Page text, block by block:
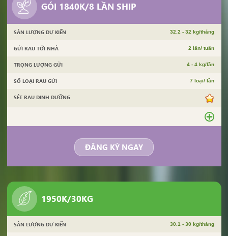
GÓI 1840K/8 LẦN SHIP
SẢN LƯỢNG DỰ KIẾN 32.2 - 32 kg/tháng
GỬI RAU TỚI NHÀ 2 lần/ tuần
TRỌNG LƯỢNG GỬI 4 - 4 kg/lần
SỐ LOẠI RAU GỬI 7 loại/ lần
SÉT RAU DINH DƯỠNG
ĐĂNG KÝ NGAY
1950K/30KG
SẢN LƯỢNG DỰ KIẾN 30.1 - 30 kg/tháng